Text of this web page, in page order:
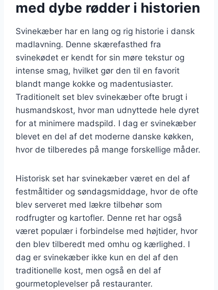
med dybe rødder i historien
Svinekæber har en lang og rig historie i dansk
madlavning. Denne skærefasthed fra
svinekødet er kendt for sin møre tekstur og
intense smag, hvilket gør den til en favorit
blandt mange kokke og madentusiaster.
Traditionelt set blev svinekæber ofte brugt i
husmandskost, hvor man udnyttede hele dyret
for at minimere madspild. I dag er svinekæber
blevet en del af det moderne danske køkken,
hvor de tilberedes på mange forskellige måder.
Historisk set har svinekæber været en del af
festmåltider og søndagsmiddage, hvor de ofte
blev serveret med lækre tilbehør som
rodfrugter og kartofler. Denne ret har også
været populær i forbindelse med højtider, hvor
den blev tilberedt med omhu og kærlighed. I
dag er svinekæber ikke kun en del af den
traditionelle kost, men også en del af
gourmetoplevelser på restauranter.